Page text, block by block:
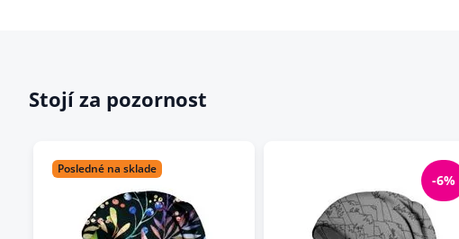
Stojí za pozornost
Posledné na sklade
-6%